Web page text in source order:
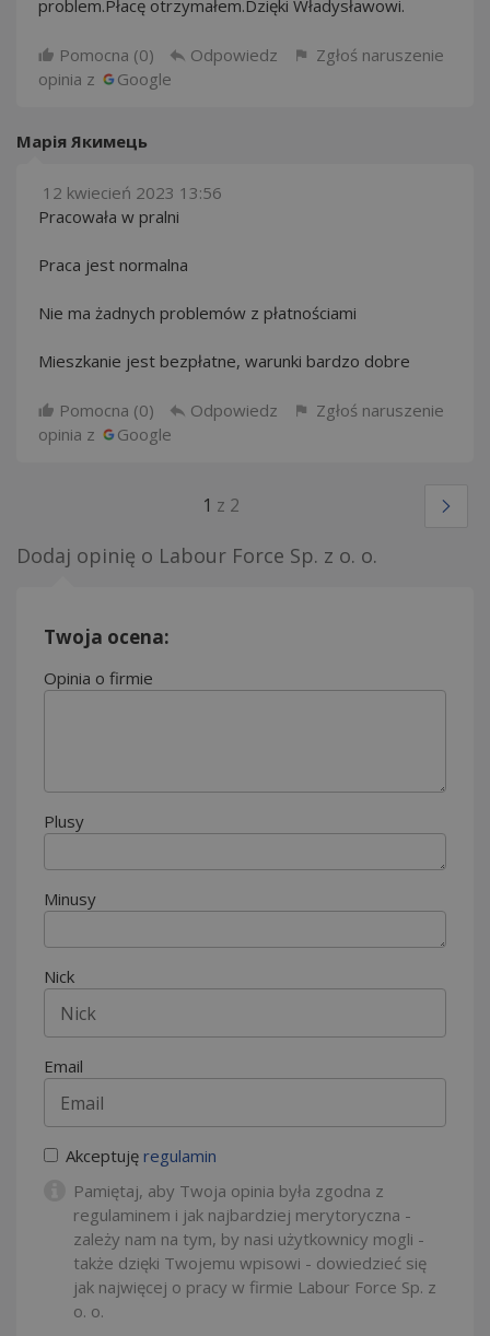
problem.Płacę otrzymałem.Dzięki Władysławowi.
Pomocna (0) Odpowiedz
Zgłoś naruszenie
opinia z
Google
Марія Якимець
12 kwiecień 2023 13:56
Pracowała w pralni
Praca jest normalna
Nie ma żadnych problemów z płatnościami
Mieszkanie jest bezpłatne, warunki bardzo dobre
Pomocna (0) Odpowiedz
Zgłoś naruszenie
opinia z
Google
1 z 2
Dodaj opinię o Labour Force Sp. z o. o.
Twoja ocena:
Opinia o firmie
Plusy
Minusy
Nick
Email
Akceptuję regulamin
Pamiętaj, aby Twoja opinia była zgodna z
regulaminem i jak najbardziej merytoryczna -
zależy nam na tym, by nasi użytkownicy mogli -
także dzięki Twojemu wpisowi - dowiedzieć się
jak najwięcej o pracy w firmie Labour Force Sp. z
o. o.